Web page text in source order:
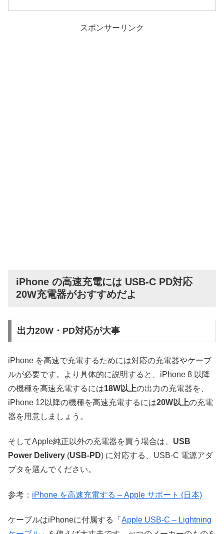
スポンサーリンク
iPhone の高速充電には USB-C PD対応
20W充電器がおすすめだよ
出力20W・PD対応が大事
iPhone を高速で充電するためには対応の充電器やケーブ
ルが必要です。より具体的に説明すると、iPhone 8 以降
の機種を高速充電するには18W以上の出力の充電器を、
iPhone 12以降の機種を高速充電するには20W以上の充電
器を用意しましょう。
そしてApple純正以外の充電器を買う場合は、 USB
Power Delivery (USB-PD) に対応する、USB-C 電源アダ
プタを選んでください。
参考： iPhone を高速充電する – Apple サポート (日本)
ケーブルはiPhoneに付属する「 Apple USB-C – Lightning